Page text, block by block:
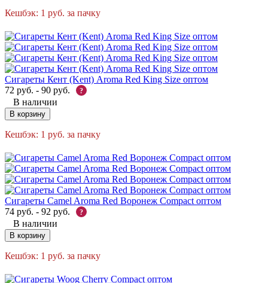
Кешбэк: 1 руб. за пачку
Сигареты Кент (Kent) Aroma Red King Size оптом
72 руб. - 90 руб. ?
В наличии
В корзину
Кешбэк: 1 руб. за пачку
Сигареты Camel Aroma Red Воронеж Compact оптом
74 руб. - 92 руб. ?
В наличии
В корзину
Кешбэк: 1 руб. за пачку